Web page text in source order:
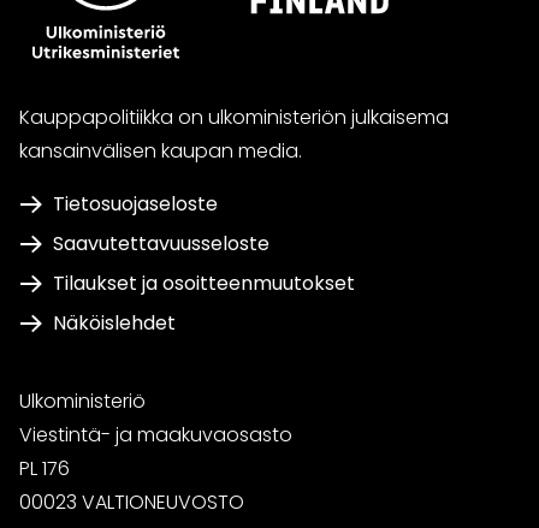
Kauppapolitiikka on ulkoministeriön julkaisema
kansainvälisen kaupan media.
Tietosuojaseloste
Saavutettavuusseloste
Tilaukset ja osoitteenmuutokset
Näköislehdet
Ulkoministeriö
Viestintä- ja maakuvaosasto
PL 176
00023 VALTIONEUVOSTO